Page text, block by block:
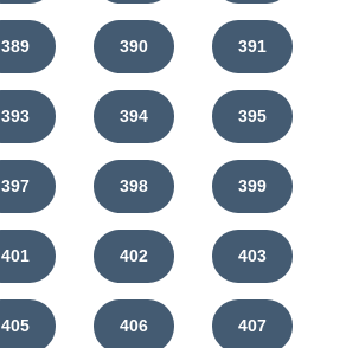
389 390 391
393 394 395
397 398 399
401 402 403
405 406 407